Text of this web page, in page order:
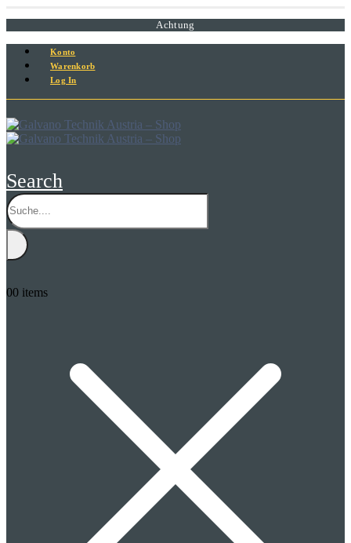
Achtung
Konto
Warenkorb
Log In
Search
00 items